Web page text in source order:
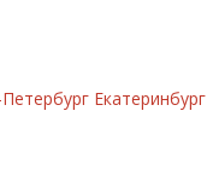
Екатеринбург